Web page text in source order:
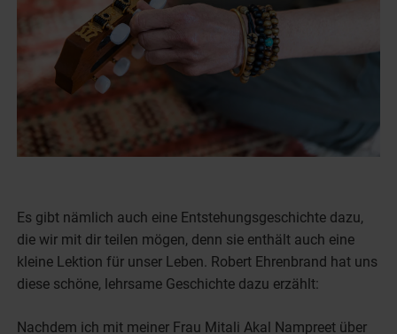
Es gibt nämlich auch eine Entstehungsgeschichte dazu,
die wir mit dir teilen mögen, denn sie enthält auch eine
kleine Lektion für unser Leben. Robert Ehrenbrand hat uns
diese schöne, lehrsame Geschichte dazu erzählt:
Nachdem ich mit meiner Frau Mitali Akal Nampreet über